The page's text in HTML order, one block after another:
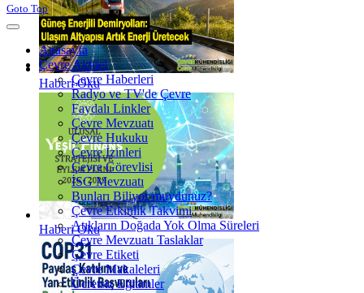
Haberi Oku
Haberi Oku
Goto Top
Anasayfa
Çevre Aktüel
Çevre Haberleri
Radyo ve TV'de Çevre
Faydalı Linkler
Çevre Mevzuatı
Çevre Hukuku
Çevre İzinleri
Çevre Görevlisi
İSG Mevzuatı
Bunları Biliyor muydunuz?
Çevre Etkinlik Takvimi
Atıkların Doğada Yok Olma Süreleri
Çevre Mevzuatı Taslaklar
Çevre Etiketi
Çevre Makaleleri
Ücretsiz Eğitimler